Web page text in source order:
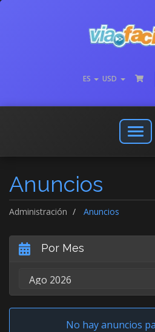
ES USD
Abrir
o
Anuncios
Administración Anuncios
Por Mes
No hay anuncios